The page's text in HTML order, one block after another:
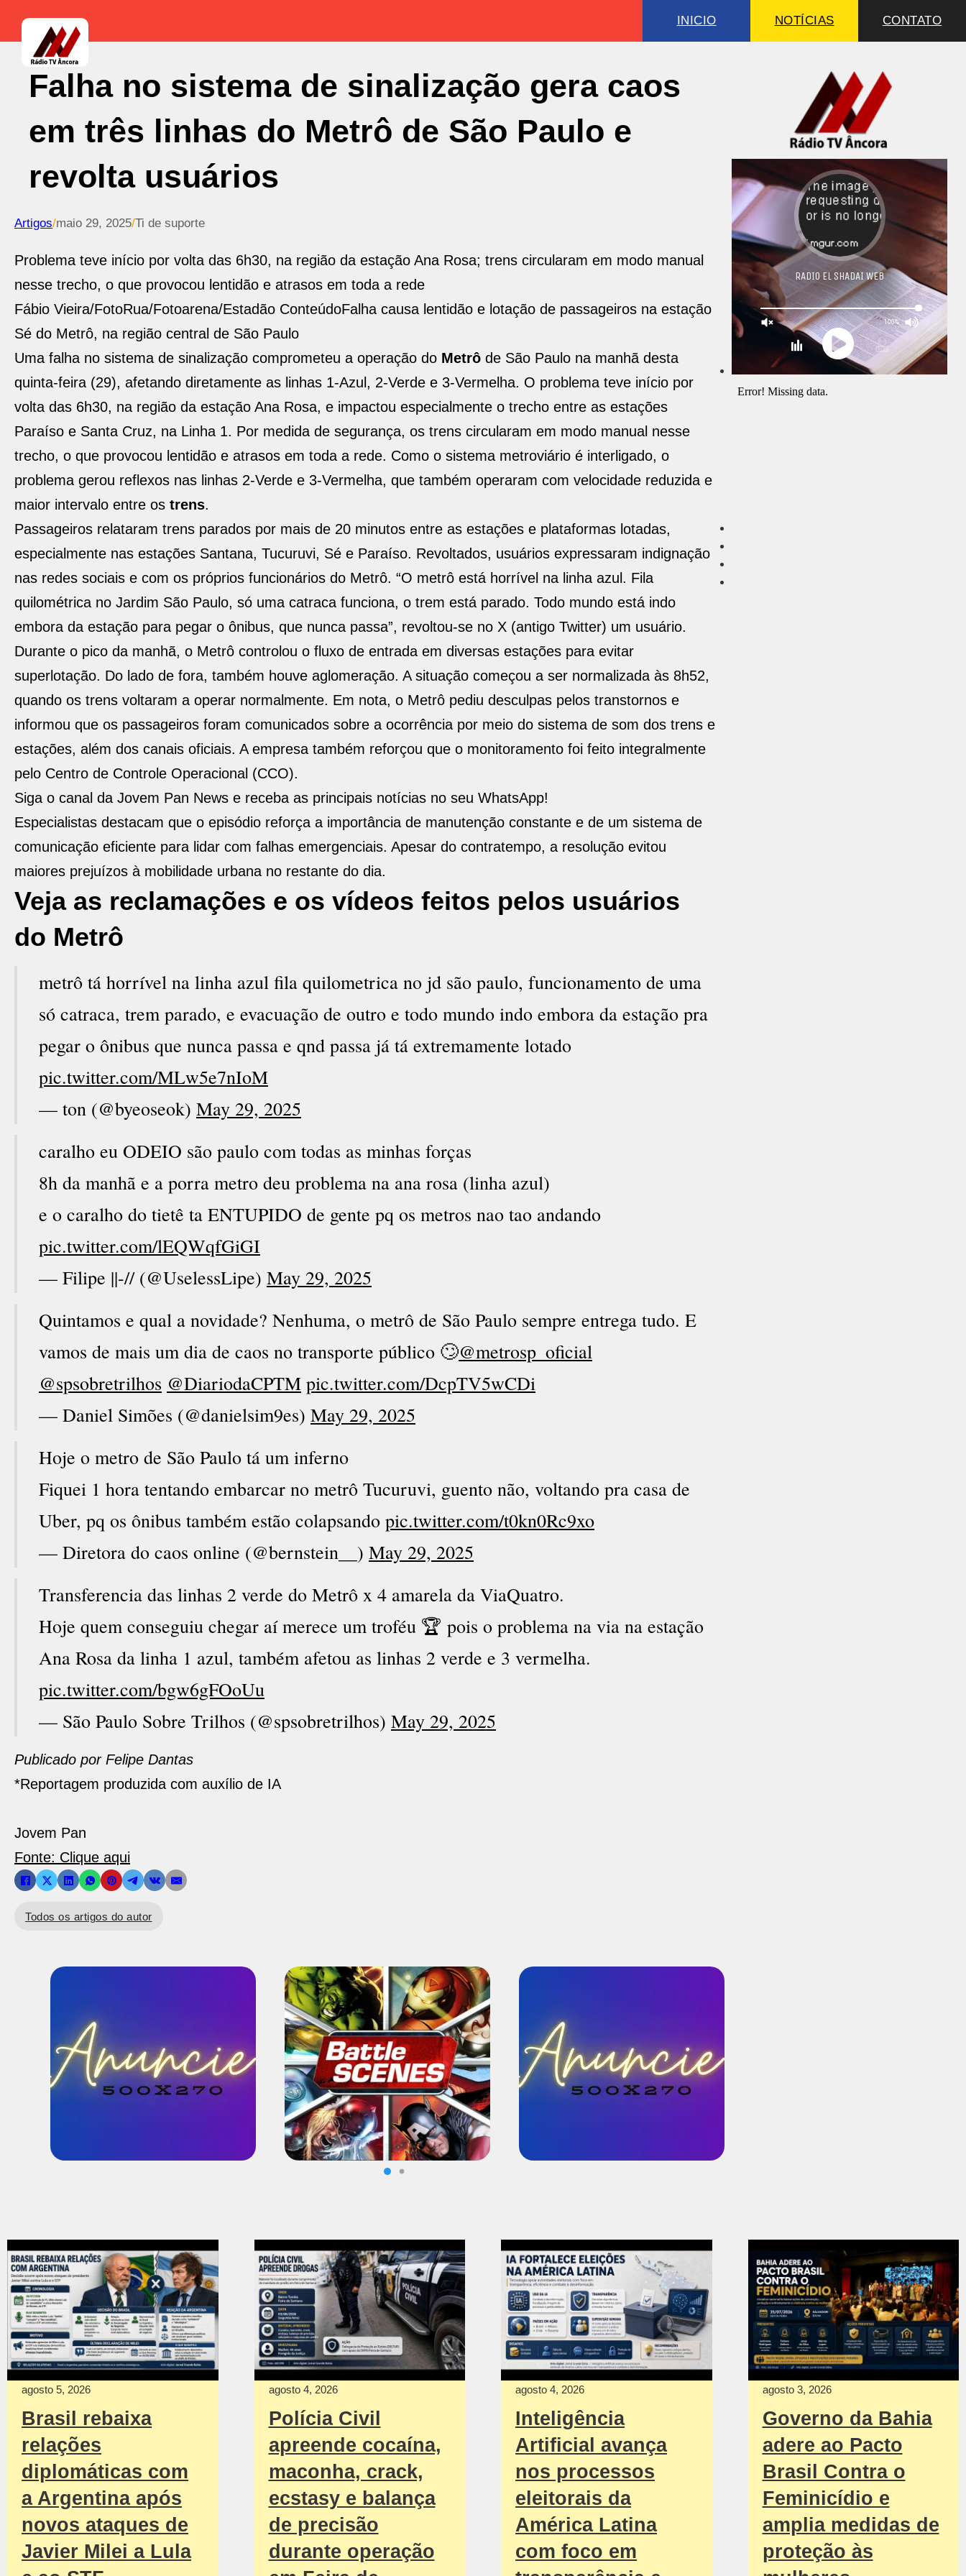
INICIO NOTÍCIAS CONTATO
Falha no sistema de sinalização gera caos
em três linhas do Metrô de São Paulo e
revolta usuários
Artigos/maio 29, 2025/Ti de suporte
Problema teve início por volta das 6h30, na região da estação Ana Rosa; trens circularam em modo manual
nesse trecho, o que provocou lentidão e atrasos em toda a rede
Fábio Vieira/FotoRua/Fotoarena/Estadão ConteúdoFalha causa lentidão e lotação de passageiros na estação
Sé do Metrô, na região central de São Paulo
Uma falha no sistema de sinalização comprometeu a operação do Metrô de São Paulo na manhã desta
quinta-feira (29), afetando diretamente as linhas 1-Azul, 2-Verde e 3-Vermelha. O problema teve início por
volta das 6h30, na região da estação Ana Rosa, e impactou especialmente o trecho entre as estações
Paraíso e Santa Cruz, na Linha 1. Por medida de segurança, os trens circularam em modo manual nesse
trecho, o que provocou lentidão e atrasos em toda a rede. Como o sistema metroviário é interligado, o
problema gerou reflexos nas linhas 2-Verde e 3-Vermelha, que também operaram com velocidade reduzida e
maior intervalo entre os trens.
Passageiros relataram trens parados por mais de 20 minutos entre as estações e plataformas lotadas,
especialmente nas estações Santana, Tucuruvi, Sé e Paraíso. Revoltados, usuários expressaram indignação
nas redes sociais e com os próprios funcionários do Metrô. “O metrô está horrível na linha azul. Fila
quilométrica no Jardim São Paulo, só uma catraca funciona, o trem está parado. Todo mundo está indo
embora da estação para pegar o ônibus, que nunca passa”, revoltou-se no X (antigo Twitter) um usuário.
Durante o pico da manhã, o Metrô controlou o fluxo de entrada em diversas estações para evitar
superlotação. Do lado de fora, também houve aglomeração. A situação começou a ser normalizada às 8h52,
quando os trens voltaram a operar normalmente. Em nota, o Metrô pediu desculpas pelos transtornos e
informou que os passageiros foram comunicados sobre a ocorrência por meio do sistema de som dos trens e
estações, além dos canais oficiais. A empresa também reforçou que o monitoramento foi feito integralmente
pelo Centro de Controle Operacional (CCO).
Siga o canal da Jovem Pan News e receba as principais notícias no seu WhatsApp!
Especialistas destacam que o episódio reforça a importância de manutenção constante e de um sistema de
comunicação eficiente para lidar com falhas emergenciais. Apesar do contratempo, a resolução evitou
maiores prejuízos à mobilidade urbana no restante do dia.
Veja as reclamações e os vídeos feitos pelos usuários
do Metrô
metrô tá horrível na linha azul fila quilometrica no jd são paulo, funcionamento de uma
só catraca, trem parado, e evacuação de outro e todo mundo indo embora da estação pra
pegar o ônibus que nunca passa e qnd passa já tá extremamente lotado
pic.twitter.com/MLw5e7nIoM
— ton (@byeoseok) May 29, 2025
caralho eu ODEIO são paulo com todas as minhas forças
8h da manhã e a porra metro deu problema na ana rosa (linha azul)
e o caralho do tietê ta ENTUPIDO de gente pq os metros nao tao andando
pic.twitter.com/lEQWqfGiGI
— Filipe ||-// (@UselessLipe) May 29, 2025
Quintamos e qual a novidade? Nenhuma, o metrô de São Paulo sempre entrega tudo. E
vamos de mais um dia de caos no transporte público 🙄@metrosp_oficial
@spsobretrilhos @DiariodaCPTM pic.twitter.com/DcpTV5wCDi
— Daniel Simões (@danielsim9es) May 29, 2025
Hoje o metro de São Paulo tá um inferno
Fiquei 1 hora tentando embarcar no metrô Tucuruvi, guento não, voltando pra casa de
Uber, pq os ônibus também estão colapsando pic.twitter.com/t0kn0Rc9xo
— Diretora do caos online (@bernstein__) May 29, 2025
Transferencia das linhas 2 verde do Metrô x 4 amarela da ViaQuatro.
Hoje quem conseguiu chegar aí merece um troféu 🏆 pois o problema na via na estação
Ana Rosa da linha 1 azul, também afetou as linhas 2 verde e 3 vermelha.
pic.twitter.com/bgw6gFOoUu
— São Paulo Sobre Trilhos (@spsobretrilhos) May 29, 2025
Publicado por Felipe Dantas
*Reportagem produzida com auxílio de IA
Jovem Pan
Fonte: Clique aqui
Todos os artigos do autor
agosto 5, 2026
Brasil rebaixa
relações
diplomáticas com
a Argentina após
novos ataques de
Javier Milei a Lula
agosto 4, 2026
Polícia Civil
apreende cocaína,
maconha, crack,
ecstasy e balança
de precisão
durante operação
agosto 4, 2026
Inteligência
Artificial avança
nos processos
eleitorais da
América Latina
com foco em
agosto 3, 2026
Governo da Bahia
adere ao Pacto
Brasil Contra o
Feminicídio e
amplia medidas de
proteção às